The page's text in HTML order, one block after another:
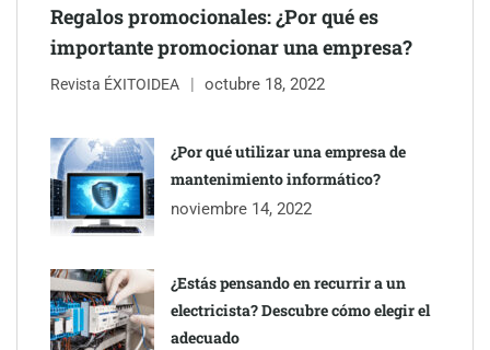
TBKids impulsa su expansión nacional con un modelo de
Regalos promocionales: ¿Por qué es
importante promocionar una empresa?
Revista ÉXITOIDEA octubre 18, 2022
¿Por qué utilizar una empresa de
mantenimiento informático?
noviembre 14, 2022
¿Estás pensando en recurrir a un
electricista? Descubre cómo elegir el
adecuado